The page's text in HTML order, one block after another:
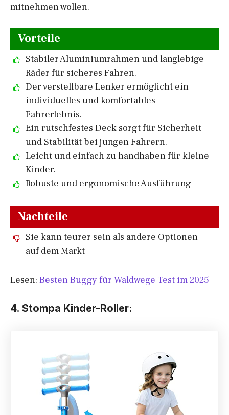
mitnehmen wollen.
Vorteile
Stabiler Aluminiumrahmen und langlebige
Räder für sicheres Fahren.
Der verstellbare Lenker ermöglicht ein
individuelles und komfortables
Fahrerlebnis.
Ein rutschfestes Deck sorgt für Sicherheit
und Stabilität bei jungen Fahrern.
Leicht und einfach zu handhaben für kleine
Kinder.
Robuste und ergonomische Ausführung
Nachteile
Sie kann teurer sein als andere Optionen
auf dem Markt
Lesen: Besten Buggy für Waldwege Test im 2025
4. Stompa Kinder-Roller: